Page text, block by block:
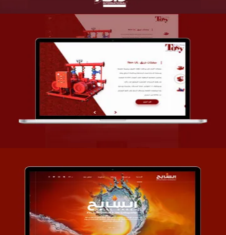
تصميم شركة قمة الأنظمة TOSY
التفاصيل
تصميم موقع السابح للصناعات المعدنية
التفاصيل